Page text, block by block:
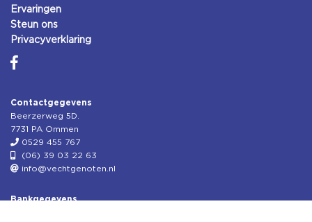
Ervaringen
Steun ons
Privacyverklaring
Contactgegevens
Beerzerweg 5D.
7731 PA Ommen
0529 455 767
(06) 39 03 22 63
info@vechtgenoten.nl
Bankgegevens